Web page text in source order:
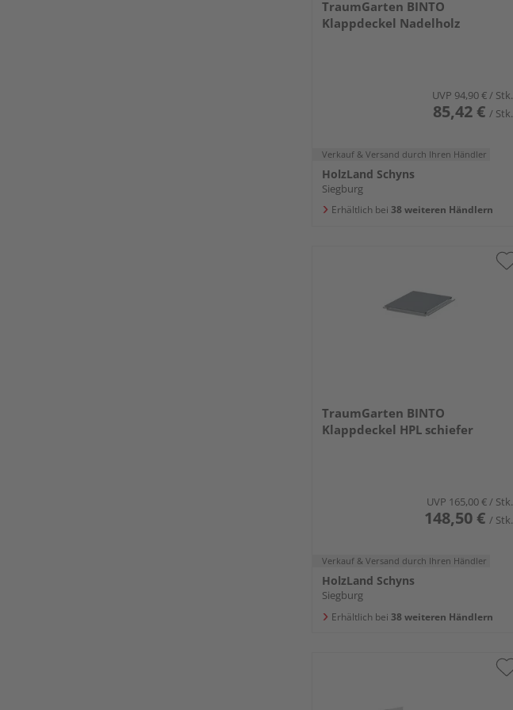
TraumGarten BINTO
Klappdeckel Nadelholz
UVP 94,90 €/ Stk.
85,42 € / Stk.
Verkauf & Versand durch Ihren Händler
HolzLand Schyns
Siegburg
Erhältlich bei 38 weiteren Händlern
TraumGarten BINTO
Klappdeckel HPL schiefer
UVP 165,00 €/ Stk.
148,50 € / Stk.
Verkauf & Versand durch Ihren Händler
HolzLand Schyns
Siegburg
Erhältlich bei 38 weiteren Händlern